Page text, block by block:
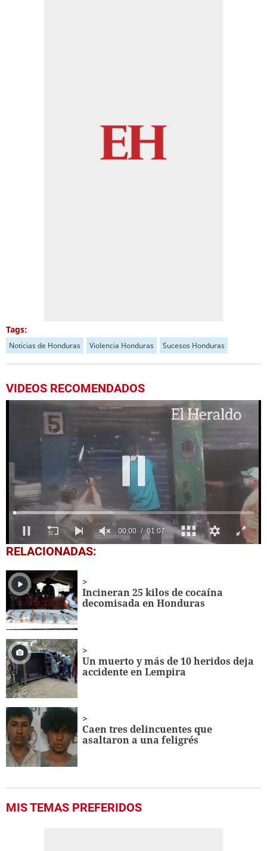
Tags:
Noticias de Honduras Violencia Honduras Sucesos Honduras
VIDEOS RECOMENDADOS
0
seconds
1
minute,
7
seconds
RELACIONADAS:
Incineran 25 kilos de cocaína
decomisada en Honduras
Un muerto y más de 10 heridos deja
accidente en Lempira
Caen tres delincuentes que
asaltaron a una feligrés
MIS TEMAS PREFERIDOS